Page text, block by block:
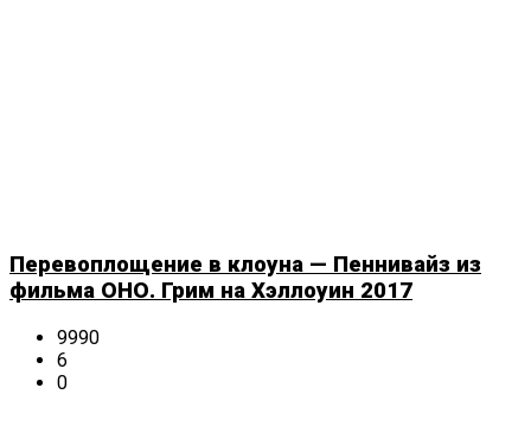
Перевоплощение в клоуна — Пеннивайз из
фильма ОНО. Грим на Хэллоуин 2017
9990
6
0